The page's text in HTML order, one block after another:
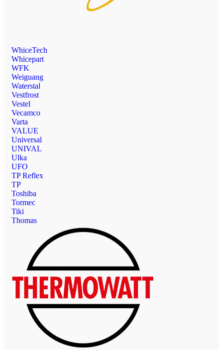
WhiceTech
Whicepart
WFK
Weiguang
Waterstal
Vestfrost
Vestel
Vecamco
Varta
VALUE
Universal
UNIVAL
Ulka
UFO
TP Reflex
TP
Toshiba
Tormec
Tiki
Thomas